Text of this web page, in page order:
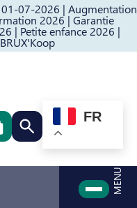
07-2026 | Augmentation
2026 | Garantie
| Petite enfance 2026 |
au pied de page
Rechercher quelque
FR
MENU